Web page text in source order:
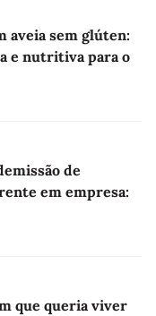
aveia sem glúten:
e nutritiva para o
de
em empresa:
que queria viver